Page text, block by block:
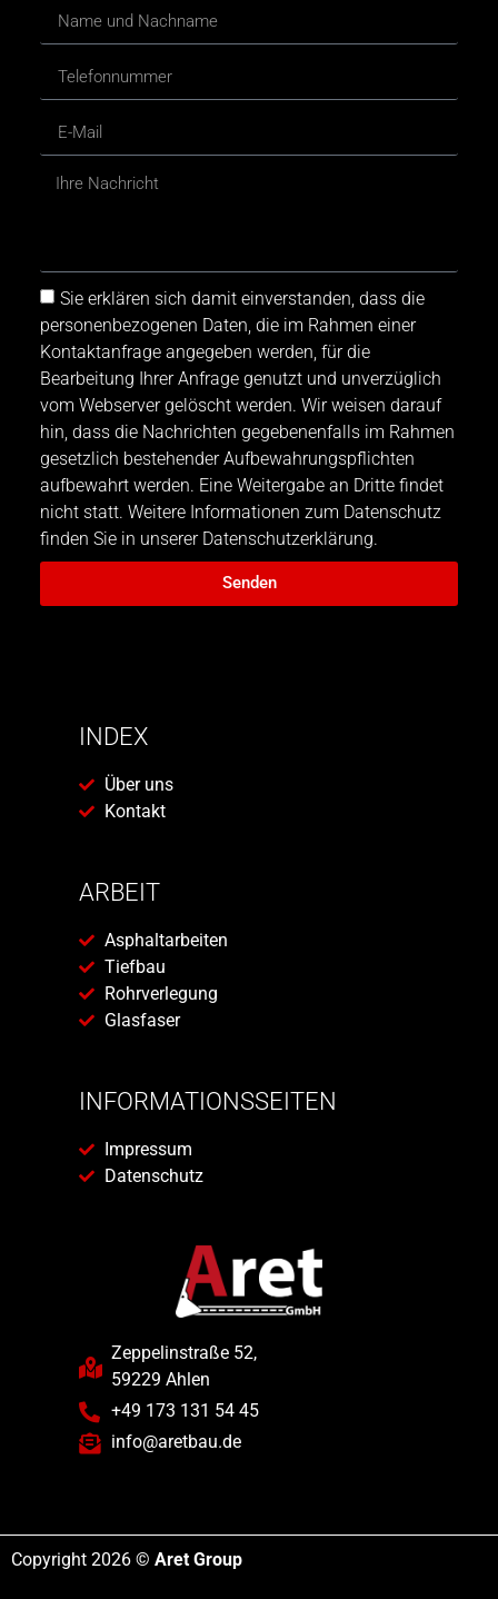
Sie erklären sich damit einverstanden, dass die
personenbezogenen Daten, die im Rahmen einer
Kontaktanfrage angegeben werden, für die
Bearbeitung Ihrer Anfrage genutzt und unverzüglich
vom Webserver gelöscht werden. Wir weisen darauf
hin, dass die Nachrichten gegebenenfalls im Rahmen
gesetzlich bestehender Aufbewahrungspflichten
aufbewahrt werden. Eine Weitergabe an Dritte findet
nicht statt. Weitere Informationen zum Datenschutz
finden Sie in unserer Datenschutzerklärung.
Senden
INDEX
Über uns
Kontakt
ARBEIT
Asphaltarbeiten
Tiefbau
Rohrverlegung
Glasfaser
INFORMATIONSSEITEN
Impressum
Datenschutz
Zeppelinstraße 52,
59229 Ahlen
+49 173 131 54 45
info@aretbau.de
Copyright 2026 © Aret Group